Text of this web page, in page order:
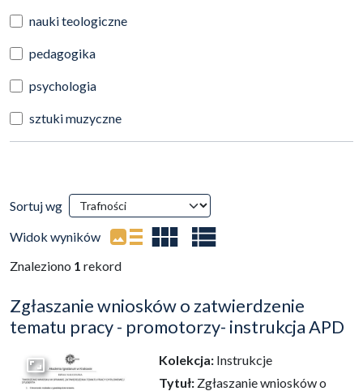
nauki teologiczne
pedagogika
psychologia
sztuki muzyczne
Wyniki wyszukiwania
Sortuj wg
(automatyczne przeładowanie treści)
Widok wyników
Znaleziono 1 rekord
Zgłaszanie wniosków o zatwierdzenie
tematu pracy - promotorzy- instrukcja APD
Przejdź do zbioru
Kolekcja: Instrukcje
Tytuł: Zgłaszanie wniosków o